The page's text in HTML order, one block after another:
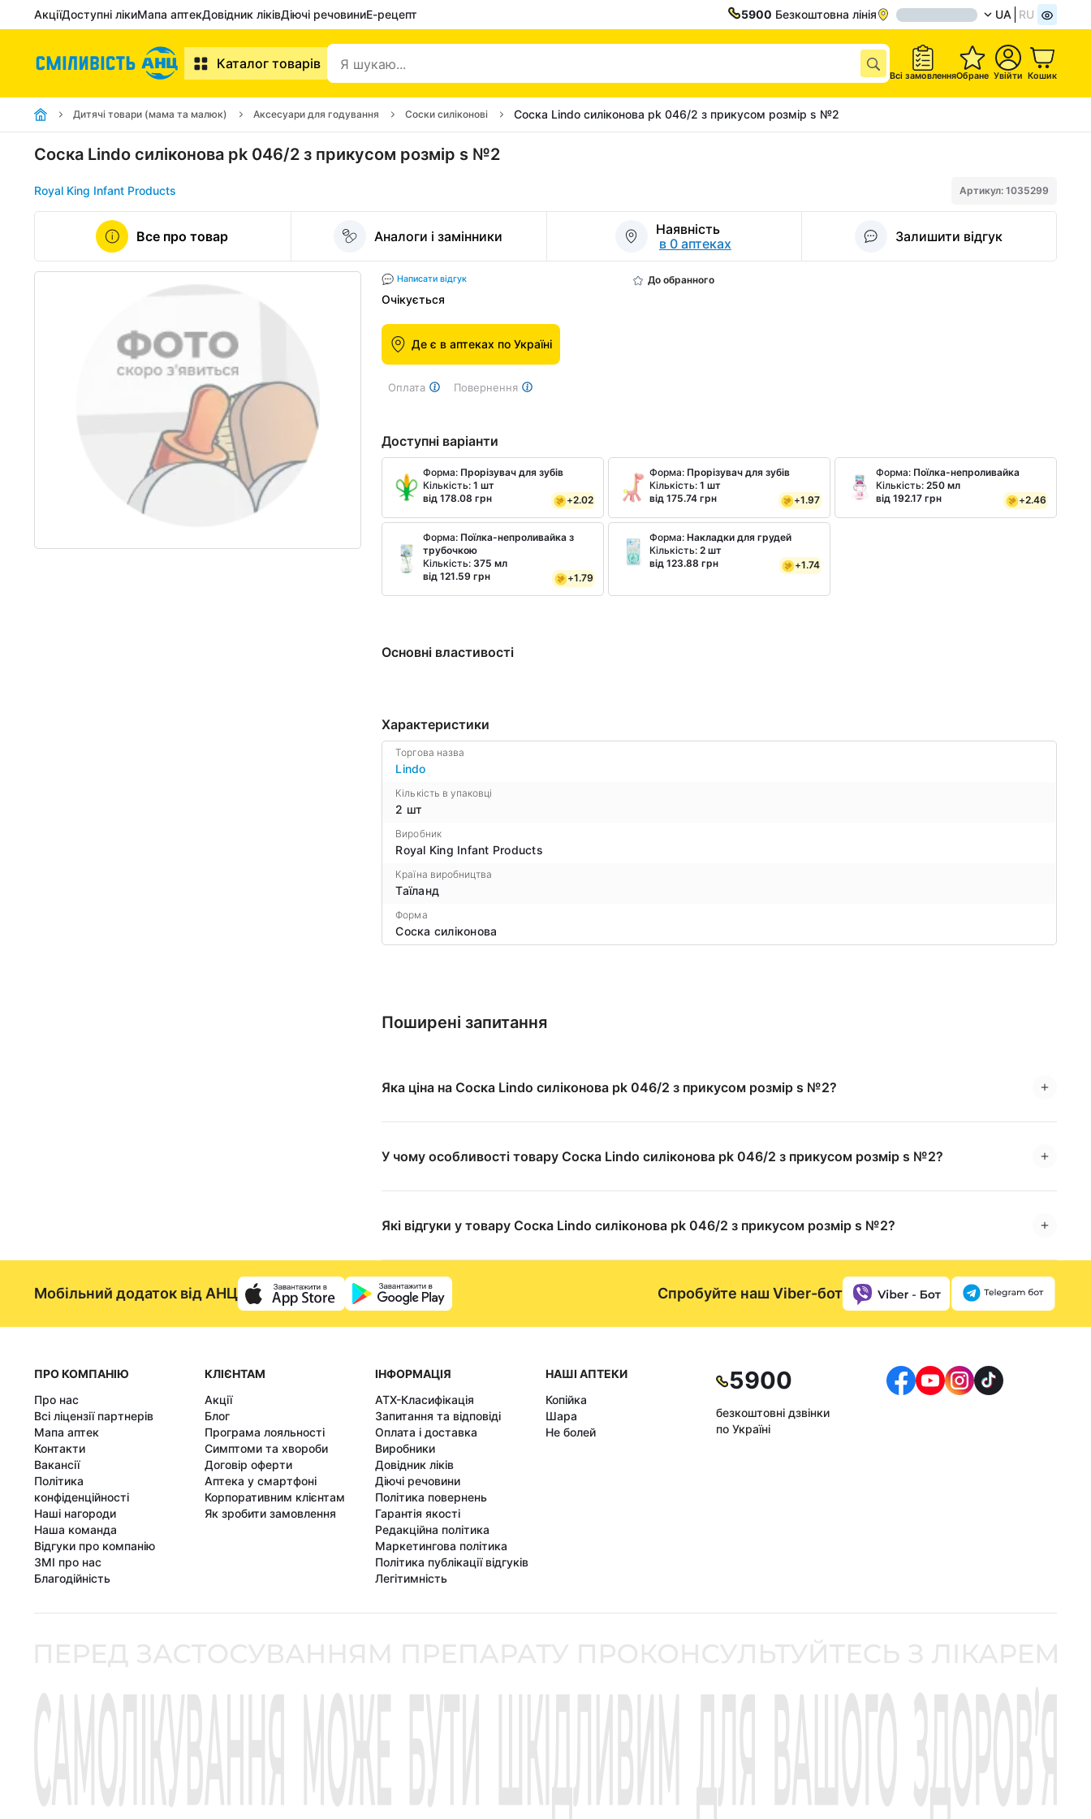
АкціїДоступні лікиМапа аптекДовідник ліківДіючі речовиниЕ-рецепт 5900 Безкоштовна лінія UA RU
Каталог товарів
Всі замовленняОбране Увійти Кошик
Дитячі товари (мама та малюк) Аксесуари для годування Соски силіконові Соска Lindo силіконова pk 046/2 з прикусом розмір s №2
Соска Lindo силіконова pk 046/2 з прикусом розмір s №2
Royal King Infant Products Артикул: 1035299
Все про товар Аналоги і замінники
Наявність
в 0 аптеках
Залишити відгук
Написати відгук До обранного
Очікується
Де є в аптеках по Україні
Оплата Повернення
Доступні варіанти
Форма: Прорізувач для зубів
Кількість:1 шт
від 178.08 грн
+2.02
Форма: Прорізувач для зубів
Кількість:1 шт
від 175.74 грн
+1.97
Форма: Поїлка-непроливайка
Кількість:250 мл
від 192.17 грн
+2.46
Форма: Поїлка-непроливайка з
трубочкою
Кількість: 375 мл
від 121.59 грн
+1.79
Форма:Накладки для грудей
Кількість:2 шт
від 123.88 грн
+1.74
Основні властивості
Характеристики
Торгова назва
Lindo
Кількість в упаковці
2 шт
Виробник
Royal King Infant Products
Країна виробництва
Таїланд
Форма
Соска силіконова
Поширені запитання
Яка ціна на Соска Lindo силіконова pk 046/2 з прикусом розмір s №2?
У чому особливості товару Соска Lindo силіконова pk 046/2 з прикусом розмір s №2?
Які відгуки у товару Соска Lindo силіконова pk 046/2 з прикусом розмір s №2?
Мобільний додаток від АНЦ Спробуйте наш Viber-бот
ПРО КОМПАНІЮ
Про нас
Всі ліцензії партнерів
Мапа аптек
Контакти
Вакансії
Політика
конфіденційності
Наші нагороди
Наша команда
Відгуки про компанію
ЗМІ про нас
Благодійність
КЛІЄНТАМ
Акції
Блог
Програма лояльності
Симптоми та хвороби
Договір оферти
Аптека у смартфоні
Корпоративним клієнтам
Як зробити замовлення
ІНФОРМАЦІЯ
АТХ-Класифікація
Запитання та відповіді
Оплата і доставка
Виробники
Довідник ліків
Діючі речовини
Політика повернень
Гарантія якості
Редакційна політика
Маркетингова політика
Політика публікації відгуків
Легітимність
НАШІ АПТЕКИ
Копійка
Шара
Не болей
5900
безкоштовні дзвінки
по Україні